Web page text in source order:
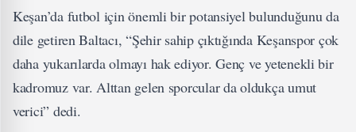
Keşan’da futbol için önemli bir potansiyel bulunduğunu da
dile getiren Baltacı, “Şehir sahip çıktığında Keşanspor çok
daha yukarılarda olmayı hak ediyor. Genç ve yetenekli bir
kadromuz var. Alttan gelen sporcular da oldukça umut
verici” dedi.